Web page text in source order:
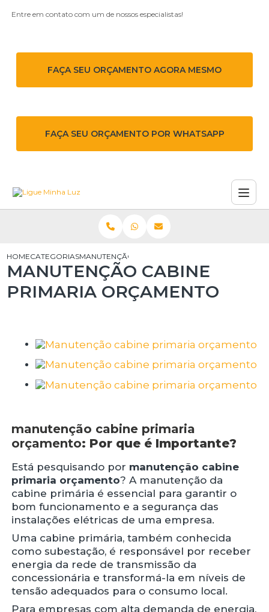
Entre em contato com um de nossos especialistas!
FAÇA SEU ORÇAMENTO AGORA MESMO
FAÇA SEU ORÇAMENTO POR WHATSAPP
HOMECATEGORIASMANUTENÇÃO CABINE PRIMARIA ORÇAMENTO
MANUTENÇÃO CABINE
PRIMARIA ORÇAMENTO
manutenção cabine primaria
orçamento: Por que é Importante?
Está pesquisando por manutenção cabine
primaria orçamento? A manutenção da
cabine primária é essencial para garantir o
bom funcionamento e a segurança das
instalações elétricas de uma empresa.
Uma cabine primária, também conhecida
como subestação, é responsável por receber
energia da rede de transmissão da
concessionária e transformá-la em níveis de
tensão adequados para o consumo local.
Para empresas com alta demanda de energia,